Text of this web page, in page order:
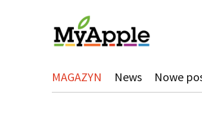
MAGAZYN News Nowe